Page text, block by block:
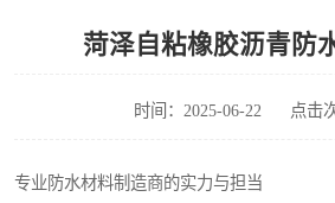
菏泽自粘橡胶沥青防
时间：2025-06-22 点击
专业防水材料制造商的实力与担当
工农业塑料 SBS
自粘型防水卷材 耐水
高分子防水卷材